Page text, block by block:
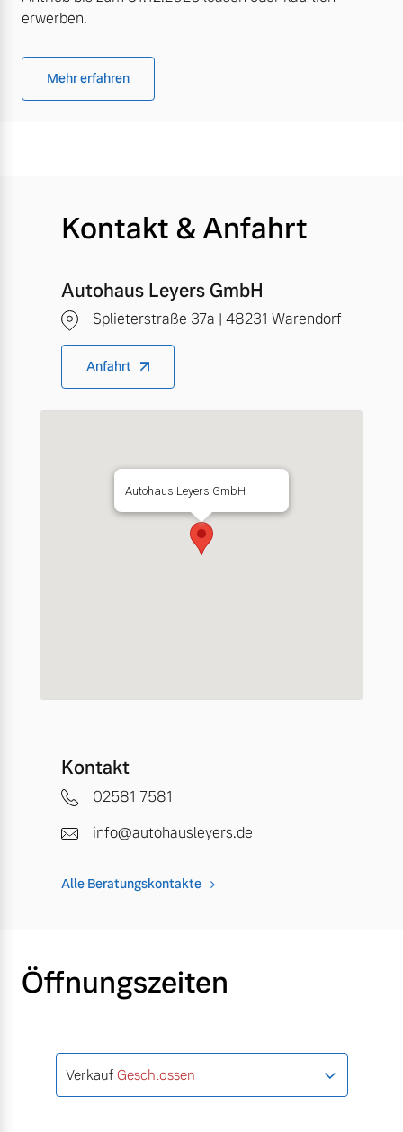
erwerben.
Mehr erfahren
Kontakt & Anfahrt
Autohaus Leyers GmbH
Splieterstraße 37a | 48231 Warendorf
Anfahrt
Autohaus Leyers GmbH
Kontakt
02581 7581
info@autohausleyers.de
Alle Beratungskontakte
Öffnungszeiten
Verkauf Geschlossen